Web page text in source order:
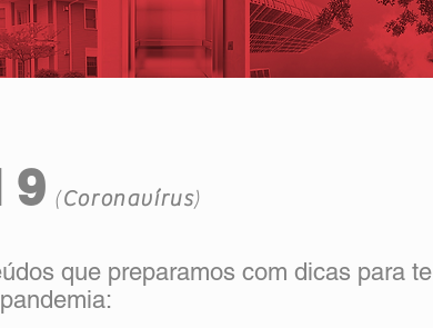
(Coronavírus)
que preparamos com dicas para te